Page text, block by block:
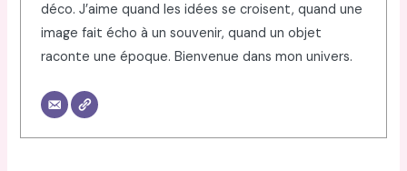
déco. J’aime quand les idées se croisent, quand une
image fait écho à un souvenir, quand un objet
raconte une époque. Bienvenue dans mon univers.